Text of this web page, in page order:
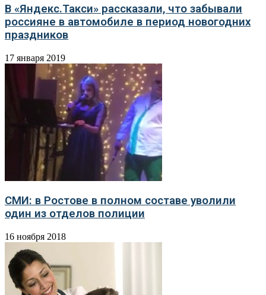
В «Яндекс.Такси» рассказали, что забывали
россияне в автомобиле в период новогодних
праздников
17 января 2019
СМИ: в Ростове в полном составе уволили
один из отделов полиции
16 ноября 2018